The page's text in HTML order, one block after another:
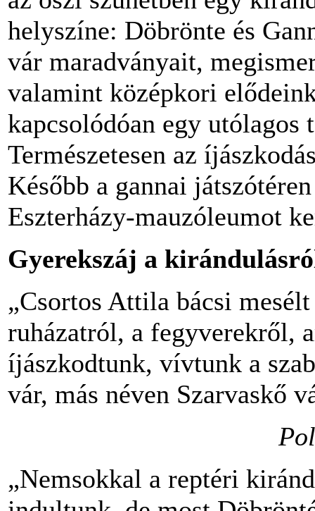
helyszíne: Döbrönte és
vár maradványait,
valamint középkori
kapcsolódóan egy
Természetesen az
Később a gannai
Eszterházy-mauzóleumot
Gyerekszáj a
„Csortos Attila bácsi
ruházatról, a fegyverekről,
íjászkodtunk, vívtunk a
vár, más néven Szarvaskő
„Nemsokkal a reptéri